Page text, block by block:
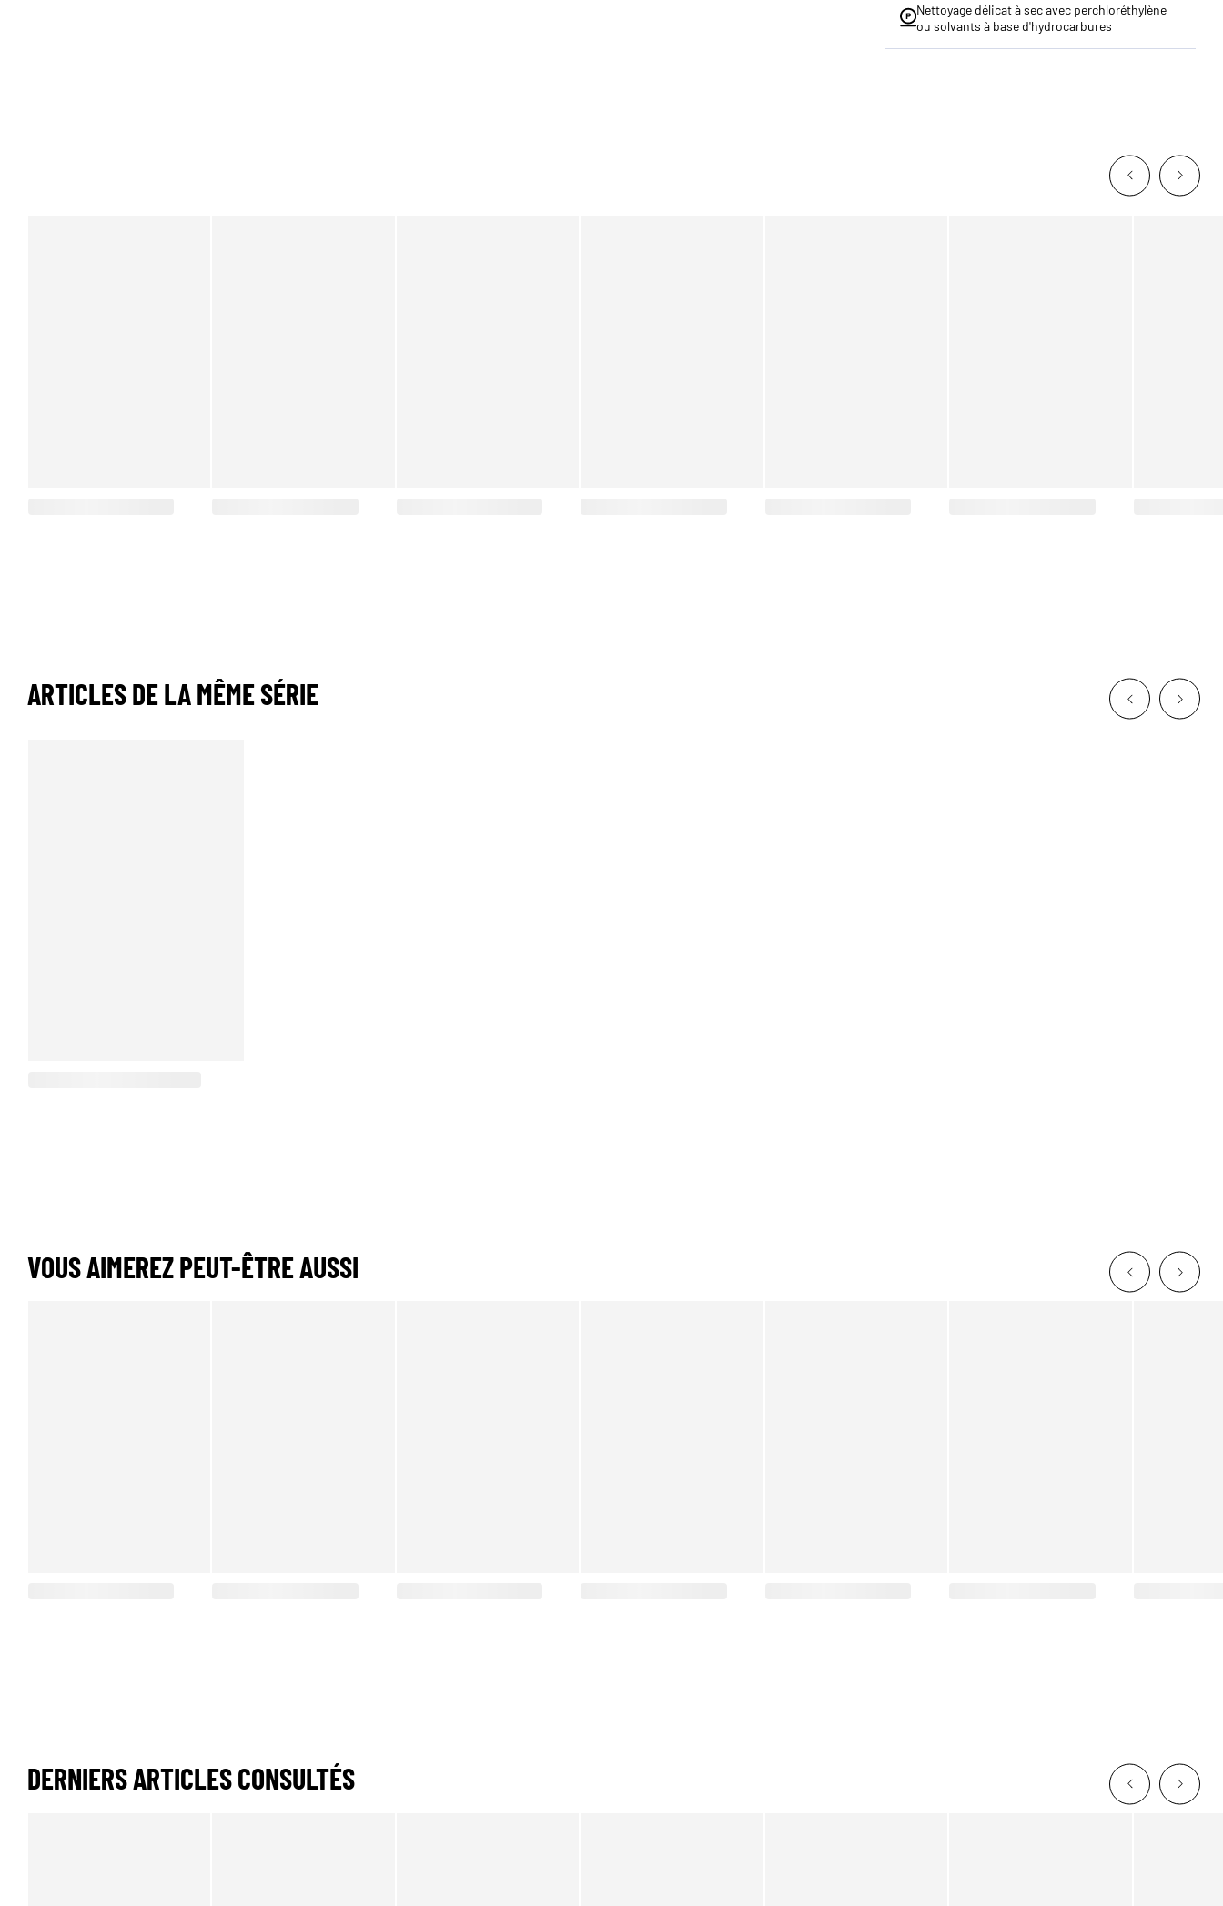
Nettoyage délicat à sec avec perchloréthylène
ou solvants à base d'hydrocarbures
ARTICLES DE LA MÊME SÉRIE
VOUS AIMEREZ PEUT-ÊTRE AUSSI
DERNIERS ARTICLES CONSULTÉS